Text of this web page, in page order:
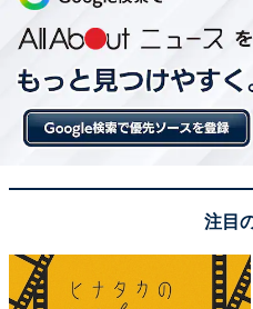
この記事の筆者：福島 ゆき
アニメや漫画のレビュー、
心に、オールジャンルで執
取材などのリポート記事も
About ニュースでのライタ
5位ま
注目